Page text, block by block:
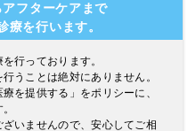
フターケアまで
療を行います。
行っております。
うことは絶対にありません。
を提供する」をポリシーに、
いませんので、安心してご相